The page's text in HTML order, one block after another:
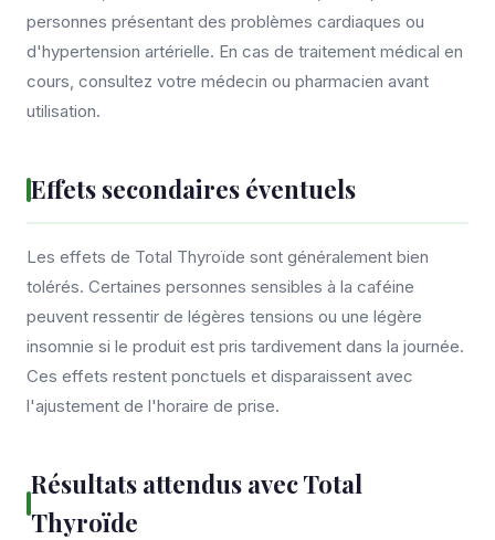
personnes présentant des problèmes cardiaques ou
d'hypertension artérielle. En cas de traitement médical en
cours, consultez votre médecin ou pharmacien avant
utilisation.
Effets secondaires éventuels
Les effets de Total Thyroïde sont généralement bien
tolérés. Certaines personnes sensibles à la caféine
peuvent ressentir de légères tensions ou une légère
insomnie si le produit est pris tardivement dans la journée.
Ces effets restent ponctuels et disparaissent avec
l'ajustement de l'horaire de prise.
Résultats attendus avec Total
Thyroïde